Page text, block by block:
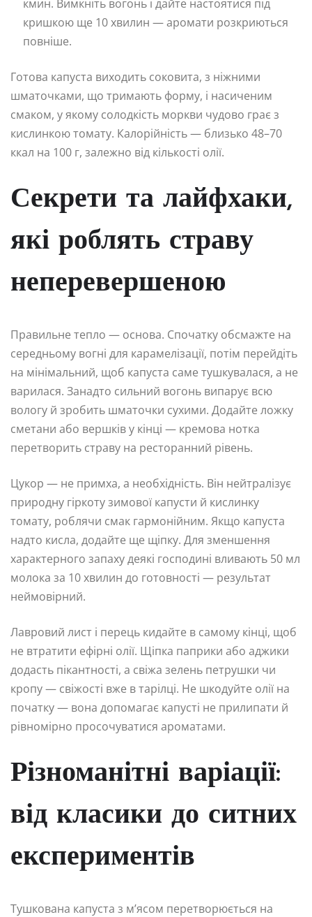
кмин. Вимкніть вогонь і дайте настоятися під
кришкою ще 10 хвилин — аромати розкриються
повніше.
Готова капуста виходить соковита, з ніжними
шматочками, що тримають форму, і насиченим
смаком, у якому солодкість моркви чудово грає з
кислинкою томату. Калорійність — близько 48–70
ккал на 100 г, залежно від кількості олії.
Секрети та лайфхаки,
які роблять страву
неперевершеною
Правильне тепло — основа. Спочатку обсмажте на
середньому вогні для карамелізації, потім перейдіть
на мінімальний, щоб капуста саме тушкувалася, а не
варилася. Занадто сильний вогонь випарує всю
вологу й зробить шматочки сухими. Додайте ложку
сметани або вершків у кінці — кремова нотка
перетворить страву на ресторанний рівень.
Цукор — не примха, а необхідність. Він нейтралізує
природну гіркоту зимової капусти й кислинку
томату, роблячи смак гармонійним. Якщо капуста
надто кисла, додайте ще щіпку. Для зменшення
характерного запаху деякі господині вливають 50 мл
молока за 10 хвилин до готовності — результат
неймовірний.
Лавровий лист і перець кидайте в самому кінці, щоб
не втратити ефірні олії. Щіпка паприки або аджики
додасть пікантності, а свіжа зелень петрушки чи
кропу — свіжості вже в тарілці. Не шкодуйте олії на
початку — вона допомагає капусті не прилипати й
рівномірно просочуватися ароматами.
Різноманітні варіації:
від класики до ситних
експериментів
Тушкована капуста з м’ясом перетворюється на